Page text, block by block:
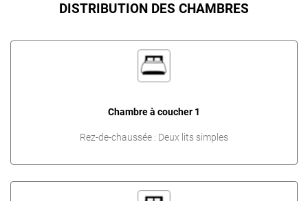
DISTRIBUTION DES CHAMBRES
Chambre à coucher 1
Rez-de-chaussée : Deux lits simples